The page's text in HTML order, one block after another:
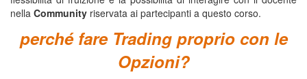
nella Community riservata ai partecipanti a questo corso.
perché fare Trading proprio con le
Opzioni?